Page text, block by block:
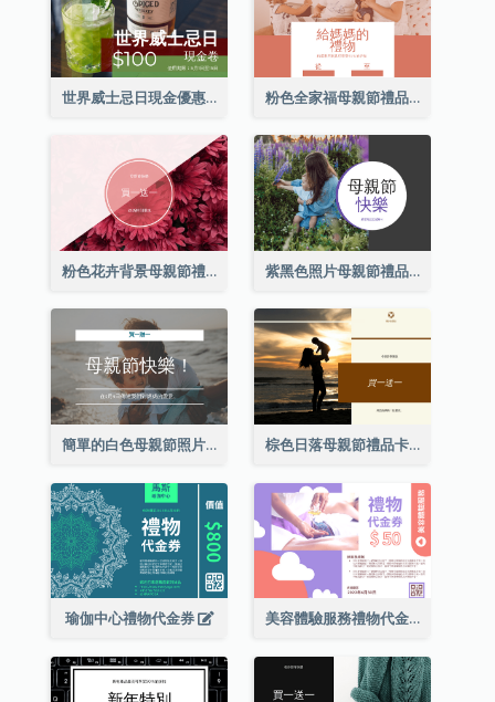
世界威士忌日現金優惠券 粉色全家福母親節禮品卡
粉色花卉背景母親節禮品卡 紫黑色照片母親節禮品卡
簡單的白色母親節照片禮品卡 棕色日落母親節禮品卡
瑜伽中心禮物代金券 美容體驗服務禮物代金券